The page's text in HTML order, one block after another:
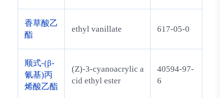
香草酸乙
酯
ethyl vanillate 617-05-0
顺式-(β-
氰基)丙
烯酸乙酯
(Z)-3-cyanoacrylic a
cid ethyl ester
40594-97-
6